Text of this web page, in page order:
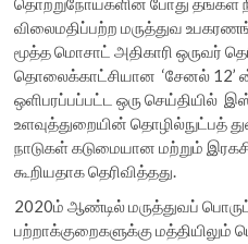
விலைமதிப்பற்ற மருத்துவ
மூத்த மொசாட் அதிகாரி ஒருவர்
தொலைக்காட்சியான ‘சேனல் 12’ ன்
ஒளிபரப்பப்பட்ட ஒரு செய்தியில்
உளவுத்துறையின் தொழில்நுட்பத்
நாடுகள் கடுமையான மற்றும்
கூறியதாக தெரிவித்தது.
2020ம் ஆண்டில் மருத்துவப்
பற்றாக்குறைகளுக்கு மத்தியிலும்